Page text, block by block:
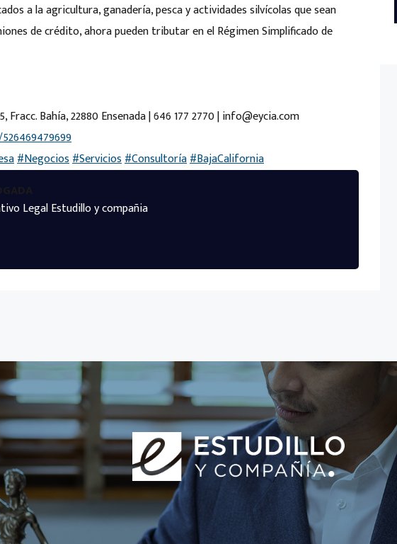
a la agricultura, ganadería, pesca y actividades silvícolas que sean
de crédito, ahora pueden tributar en el Régimen Simplificado de
Fracc. Bahía, 22880 Ensenada | 646 177 2770 | info@eycia.com
#Negocios#Servicios#Consultoría#BajaCalifornia
Legal Estudillo y compañia